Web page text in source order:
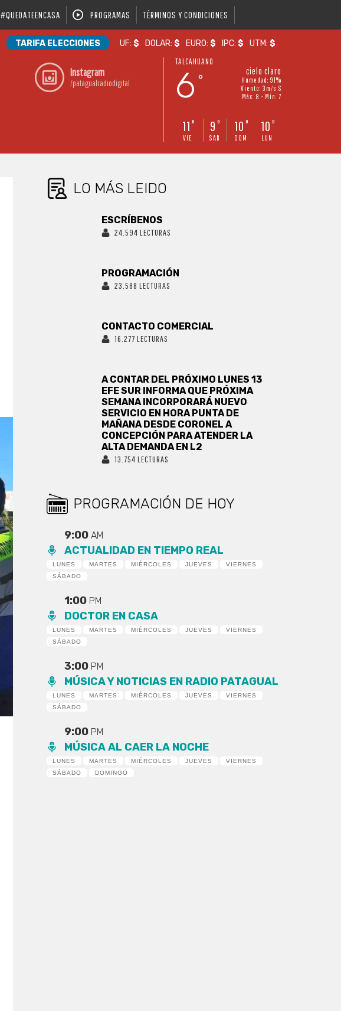
#QUEDATEENCASA PROGRAMAS TÉRMINOS Y CONDICIONES
TARIFA ELECCIONES UF:$ DOLAR:$ EURO:$ IPC:$ UTM:$
Instagram
/patagualradiodigital
TALCAHUANO
6 °
cielo claro
Humedad: 91%
Viento: 3m/s S
Máx: 8 • Mín: 7
11 °
VIE
9 °
SAB
10 °
DOM
10 °
LUN
LO MÁS LEIDO
ESCRÍBENOS
24.594 LECTURAS
PROGRAMACIÓN
23.588 LECTURAS
CONTACTO COMERCIAL
16.277 LECTURAS
A CONTAR DEL PRÓXIMO LUNES 13
EFE SUR INFORMA QUE PRÓXIMA
SEMANA INCORPORARÁ NUEVO
SERVICIO EN HORA PUNTA DE
MAÑANA DESDE CORONEL A
CONCEPCIÓN PARA ATENDER LA
ALTA DEMANDA EN L2
13.754 LECTURAS
PROGRAMACIÓN DE HOY
9:00AM
ACTUALIDAD EN TIEMPO REAL
LUNES MARTES MIÉRCOLES JUEVES
VIERNES
SÁBADO
1:00 PM
DOCTOR EN CASA
LUNES MARTES MIÉRCOLES JUEVES
VIERNES
SÁBADO
3:00 PM
MÚSICA Y NOTICIAS EN RADIO PATAGUAL
LUNES MARTES MIÉRCOLES JUEVES
VIERNES
SÁBADO
9:00 PM
MÚSICA AL CAER LA NOCHE
LUNES MARTES MIÉRCOLES JUEVES
VIERNES
SÁBADO
DOMINGO